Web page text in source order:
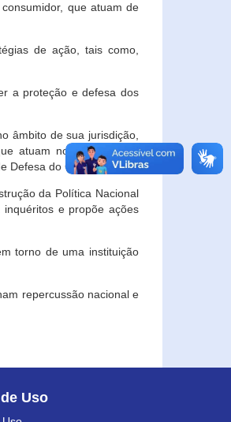
que atuam de
de ação, tais como,
a proteção e defesa dos
âmbito de sua jurisdição,
atuam no âmbito local,
Defesa do Consumidor.
da Política Nacional
e propõe ações
torno de uma instituição
repercussão nacional e
Uso